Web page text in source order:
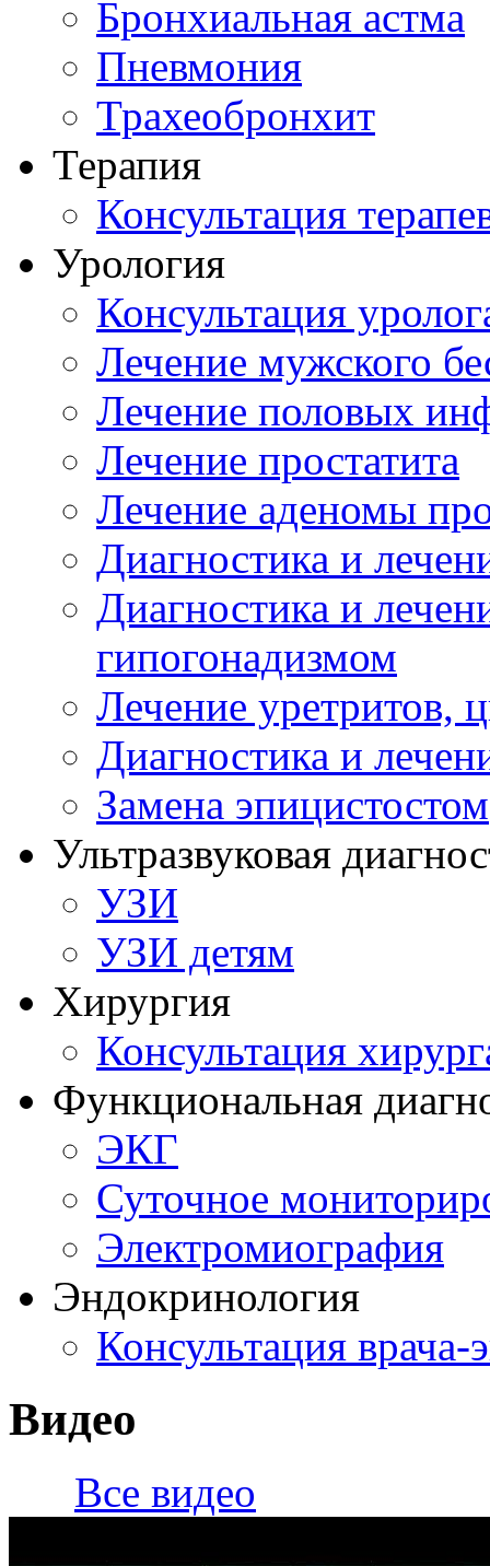
Бронхиальная астма
Пневмония
Трахеобронхит
Терапия
Консультация
Урология
Консультация
Лечение мужского
Лечение половых
Лечение простатита
Лечение аденомы
Диагностика и
Диагностика и
гипогонадизмом
Лечение уретритов,
Диагностика и
Замена эпицистостом
Ультразвуковая
УЗИ
УЗИ детям
Хирургия
Консультация
Функциональная
ЭКГ
Суточное
Электромиография
Эндокринология
Консультация врача-
Видео
Все видео